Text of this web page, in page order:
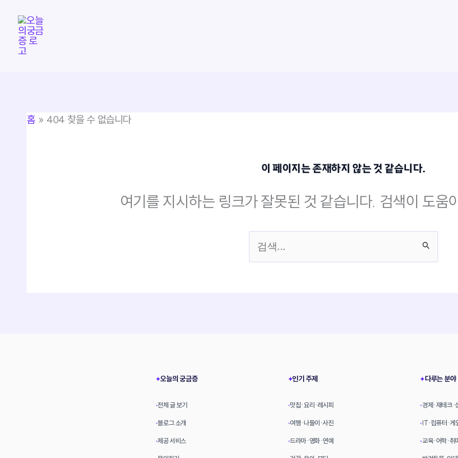
홈 404 찾을 수 없습니다
이 페이지는 존재하지 않는 것 같습니다.
여기를 지시하는 링크가 잘못된 것 같습니다. 검색이 도움
✦오늘의 궁금증
•전체 글 보기
•블로그 소개
•제공 서비스
✦인기 주제
•맛집·요리·레시피
•여행·나들이·사진
•드라마·영화·연예
✦다루는 분야
•경제·재테크·
•IT·컴퓨터·게
•교육·어학·취